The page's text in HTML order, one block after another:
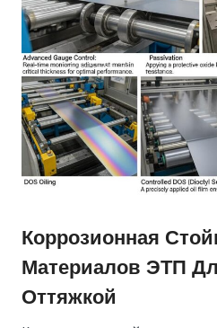
Коррозионная
Материалов ЭТП
Оттяжкой